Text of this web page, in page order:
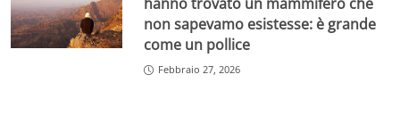
non sapevamo esistesse: è grande
come un pollice
Febbraio 27, 2026